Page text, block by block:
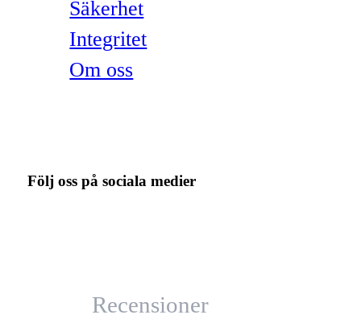
Säkerhet
Integritet
Om oss
Följ oss på sociala medier
Recensioner